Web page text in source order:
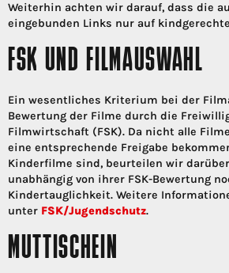
Weiterhin achten wir darauf, dass die
eingebunden Links nur auf
FSK UND FILMAUSWAHL
Ein wesentliches Kriterium bei der
Bewertung der Filme durch die
Filmwirtschaft (FSK). Da nicht alle
eine entsprechende Freigabe
Kinderfilme sind, beurteilen wir
unabhängig von ihrer FSK-Bewertung
Kindertauglichkeit. Weitere
unter FSK/Jugendschutz.
MUTTISCHEIN